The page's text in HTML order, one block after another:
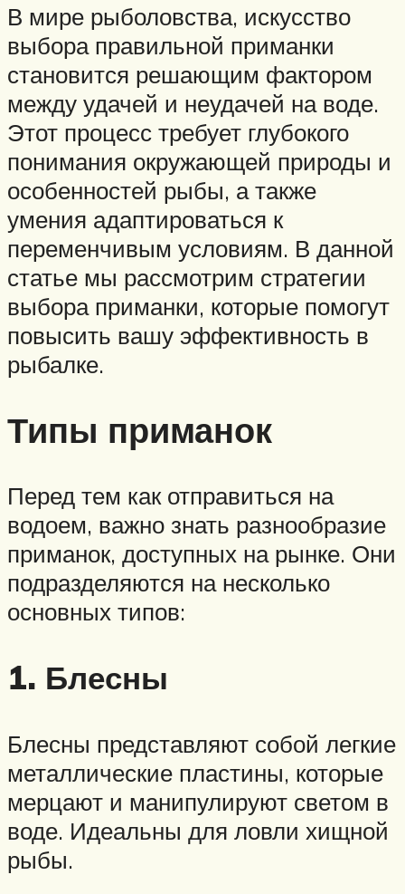
В мире рыболовства, искусство
выбора правильной приманки
становится решающим фактором
между удачей и неудачей на воде.
Этот процесс требует глубокого
понимания окружающей природы и
особенностей рыбы, а также
умения адаптироваться к
переменчивым условиям. В данной
статье мы рассмотрим стратегии
выбора приманки, которые помогут
повысить вашу эффективность в
рыбалке.
Типы приманок
Перед тем как отправиться на
водоем, важно знать разнообразие
приманок, доступных на рынке. Они
подразделяются на несколько
основных типов:
1. Блесны
Блесны представляют собой легкие
металлические пластины, которые
мерцают и манипулируют светом в
воде. Идеальны для ловли хищной
рыбы.